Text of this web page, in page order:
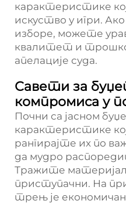
карактеристике
искуство у игри.
изборе, можете
квалитет и
апелације суда.
Савети за
компромиса у
Почни са јасном
карактеристике
рангирајте их по
да мудро
Тражите
приступачни. На
трењ је